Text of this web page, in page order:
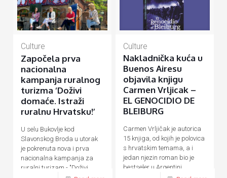
Culture
Započela prva
nacionalna
kampanja ruralnog
turizma ‘Doživi
domaće. Istraži
ruralnu Hrvatsku!’
U selu Bukovlje kod
Slavonskog Broda u utorak
je pokrenuta nova i prva
nacionalna kampanja za
ruralni turizam - "Doživi
Culture
Nakladnička kuća u
Buenos Airesu
objavila knjigu
Carmen Vrljicak –
EL GENOCIDIO DE
BLEIBURG
Carmen Vrljičak je autorica
15 knjiga, od kojih je polovica
s hrvatskim temama, a i
jedan njezin roman bio je
bestseler u Argentini.